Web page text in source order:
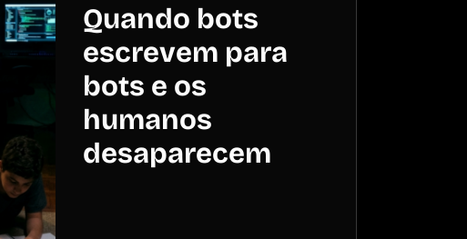
Quando bots
escrevem para
bots e os
humanos
desaparecem